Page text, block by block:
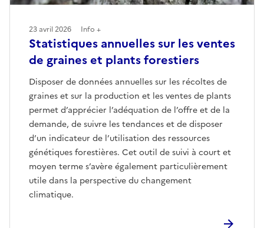
Statistiques annuelles sur les ventes
de graines et plants forestiers
Disposer de données annuelles sur les récoltes de
graines et sur la production et les ventes de plants
permet d’apprécier l’adéquation de l’offre et de la
demande, de suivre les tendances et de disposer
d’un indicateur de l’utilisation des ressources
génétiques forestières. Cet outil de suivi à court et
moyen terme s’avère également particulièrement
utile dans la perspective du changement
climatique.
23 avril 2026 Info +